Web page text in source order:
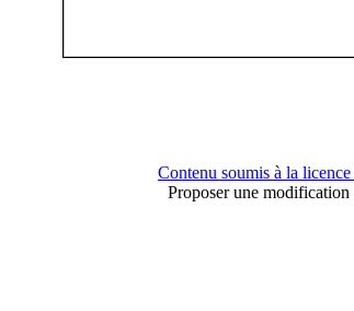
Contenu soumis à la
Proposer une